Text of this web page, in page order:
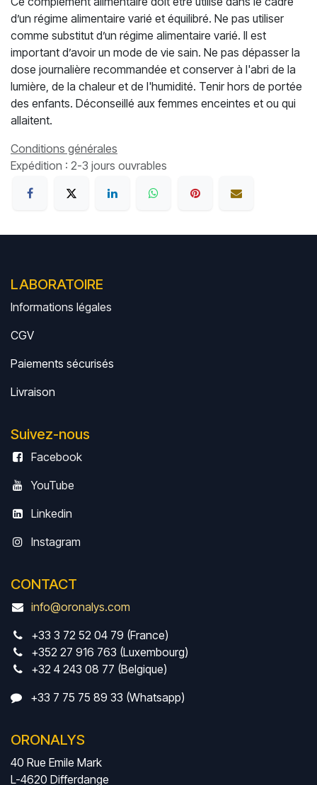
d’un régime alimentaire varié et équilibré. Ne pas utiliser
comme substitut d’un régime alimentaire varié. Il est
important d’avoir un mode de vie sain. Ne pas dépasser la
dose journalière recommandée et conserver à l'abri de la
lumière, de la chaleur et de l'humidité. Tenir hors de portée
des enfants. Déconseillé aux femmes enceintes et ou qui
allaitent.
Conditions générales
Expédition : 2-3 jours ouvrables
LABORATOIRE
Informations légales
CGV
Paiements sécurisés
Livraison
Suivez-nous
Facebook
YouTube
Linkedin
Instagram
CONTACT
info@oronalys.com
+33 3 72 52 04 79 (France)
+352 27 916 763 (Luxembourg)
+32 4 243 08 77 (Belgique)
+33 7 75 75 89 33 (Whatsapp)
ORONALYS
40 Rue Emile Mark
L-4620 Differdange